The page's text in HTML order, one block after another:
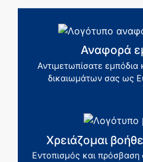
Αναφορά
Αντιμετωπίσατε
δικαιωμάτων σας ως
Χρειάζομαι
Εντοπισμός και